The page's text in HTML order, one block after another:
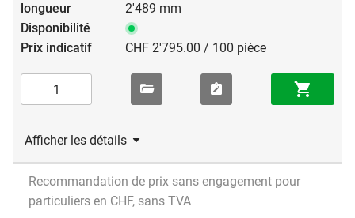
2'489 mm
CHF 2'795.00 / 100 pièce
Afficher les détails
Recommandation de prix sans engagement pour
particuliers en CHF, sans TVA